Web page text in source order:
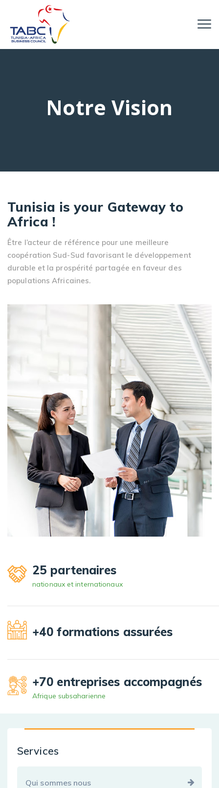
Notre Vision
Tunisia is your Gateway to
Africa !
Être l’acteur de référence pour une meilleure
coopération Sud-Sud favorisant le développement
durable et la prospérité partagée en faveur des
populations Africaines.
25 partenaires
nationaux et internationaux
+40 formations assurées
+70 entreprises accompagnés
Afrique subsaharienne
Services
Qui sommes nous